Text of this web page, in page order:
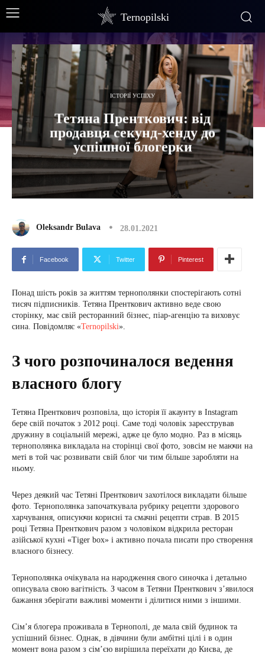
Ternopilski
ІСТОРІЇ УСПІХУ
Тетяна Пренткович: від
продавця секунд-хенду до
успішної блогерки
Oleksandr Bulava 28.01.2021
Facebook Twitter Pinterest
Понад шість років за життям тернополянки спостерігають сотні
тисяч підписників. Тетяна Пренткович активно веде свою
сторінку, має свій ресторанний бізнес, піар-агенцію та виховує
сина. Повідомляє «Ternopilski».
З чого розпочиналося ведення
власного блогу
Тетяна Пренткович розповіла, що історія її акаунту в Instagram
бере свій початок з 2012 році. Саме тоді чоловік зареєстрував
дружину в соціальній мережі, адже це було модно. Раз в місяць
тернополянка викладала на сторінці свої фото, зовсім не маючи на
меті в той час розвивати свій блог чи тим більше заробляти на
ньому.
Через деякий час Тетяні Пренткович захотілося викладати більше
фото. Тернополянка започаткувала рубрику рецепти здорового
харчування, описуючи корисні та смачні рецепти страв. В 2015
році Тетяна Пренткович разом з чоловіком відкрила ресторан
азійської кухні «Tiger box» і активно почала писати про створення
власного бізнесу.
Тернополянка очікувала на народження свого синочка і детально
описувала свою вагітність. З часом в Тетяни Пренткович з’явилося
бажання зберігати важливі моменти і ділитися ними з іншими.
Сім’я блогера проживала в Тернополі, де мала свій будинок та
успішний бізнес. Однак, в дівчини були амбітні цілі і в один
момент вона разом з сім’єю вирішила переїхати до Києва, де